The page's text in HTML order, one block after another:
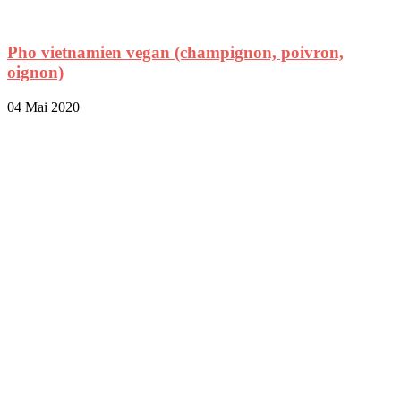
Pho vietnamien vegan (champignon, poivron,
oignon)
04 Mai 2020